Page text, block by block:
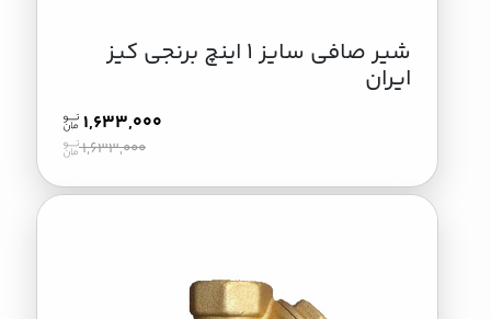
شیر صافی سایز 1 اینچ برنجی کیز
ایران
1,633,000
1,633,000